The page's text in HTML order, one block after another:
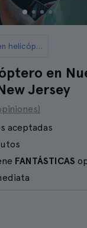
Vuelos en helicóptero por Nueva York
en
Jersey
aceptadas
FANTÁSTICAS